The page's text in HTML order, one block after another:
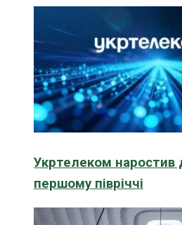
Укртелеком наростив
першому півріччі